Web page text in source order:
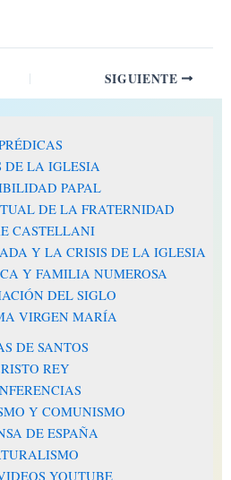
SIGUIENTE
DE LA IGLESIA
PAPAL
DE LA FRATERNIDAD
CASTELLANI
Y LA CRISIS DE LA IGLESIA
Y FAMILIA NUMEROSA
DEL SIGLO
VIRGEN MARÍA
DE SANTOS
REY
Y COMUNISMO
DE ESPAÑA
YOUTUBE